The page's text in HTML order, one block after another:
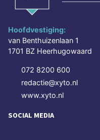
Hoofdvestiging:
van Benthuizenlaan 1
1701 BZ Heerhugowaard
072 8200 600
redactie@xyto.nl
www.xyto.nl
SOCIAL MEDIA